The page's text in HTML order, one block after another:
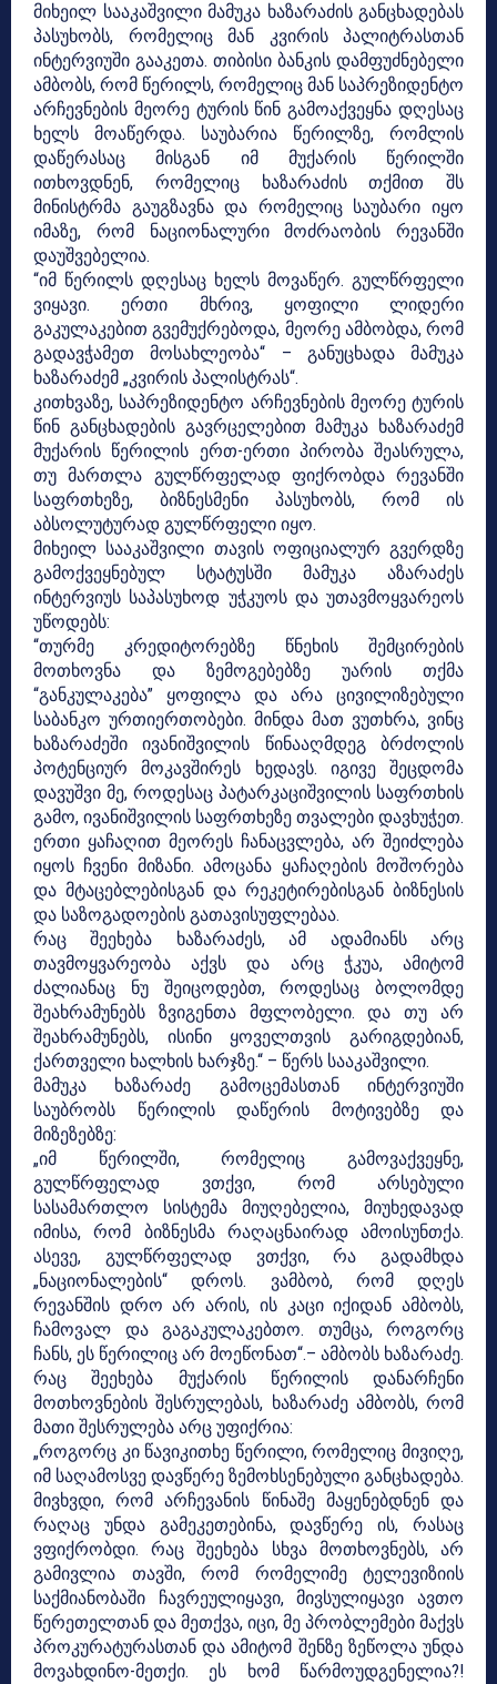
მიხეილ სააკაშვილი მამუკა ხაზარაძის განცხადებას
პასუხობს, რომელიც მან კვირის პალიტრასთან
ინტერვიუში გააკეთა. თიბისი ბანკის დამფუძნებელი
ამბობს, რომ წერილს, რომელიც მან საპრეზიდენტო
არჩევნების მეორე ტურის წინ გამოაქვეყნა დღესაც
ხელს მოაწერდა. საუბარია წერილზე, რომლის
დაწერასაც მისგან იმ მუქარის წერილში
ითხოვდნენ, რომელიც ხაზარაძის თქმით შს
მინისტრმა გაუგზავნა და რომელიც საუბარი იყო
იმაზე, რომ ნაციონალური მოძრაობის რევანში
დაუშვებელია.
“იმ წერილს დღესაც ხელს მოვაწერ. გულწრფელი
ვიყავი. ერთი მხრივ, ყოფილი ლიდერი
გაკულაკებით გვემუქრებოდა, მეორე ამბობდა, რომ
გადავჭამეთ მოსახლეობა“ – განუცხადა მამუკა
ხაზარაძემ „კვირის პალისტრას“.
კითხვაზე, საპრეზიდენტო არჩევნების მეორე ტურის
წინ განცხადების გავრცელებით მამუკა ხაზარაძემ
მუქარის წერილის ერთ-ერთი პირობა შეასრულა,
თუ მართლა გულწრფელად ფიქრობდა რევანში
საფრთხეზე, ბიზნესმენი პასუხობს, რომ ის
აბსოლუტურად გულწრფელი იყო.
მიხეილ სააკაშვილი თავის ოფიციალურ გვერდზე
გამოქვეყნებულ სტატუსში მამუკა აზარაძეს
ინტერვიუს საპასუხოდ უჭკუოს და უთავმოყვარეოს
უწოდებს:
“თურმე კრედიტორებზე წნეხის შემცირების
მოთხოვნა და ზემოგებებზე უარის თქმა
“განკულაკება” ყოფილა და არა ცივილიზებული
საბანკო ურთიერთობები. მინდა მათ ვუთხრა, ვინც
ხაზარაძეში ივანიშვილის წინააღმდეგ ბრძოლის
პოტენციურ მოკავშირეს ხედავს. იგივე შეცდომა
დავუშვი მე, როდესაც პატარკაციშვილის საფრთხის
გამო, ივანიშვილის საფრთხეზე თვალები დავხუჭეთ.
ერთი ყაჩაღით მეორეს ჩანაცვლება, არ შეიძლება
იყოს ჩვენი მიზანი. ამოცანა ყაჩაღების მოშორება
და მტაცებლებისგან და რეკეტირებისგან ბიზნესის
და საზოგადოების გათავისუფლებაა.
რაც შეეხება ხაზარაძეს, ამ ადამიანს არც
თავმოყვარეობა აქვს და არც ჭკუა, ამიტომ
ძალიანაც ნუ შეიცოდებთ, როდესაც ბოლომდე
შეახრამუნებს ზვიგენთა მფლობელი. და თუ არ
შეახრამუნებს, ისინი ყოველთვის გარიგდებიან,
ქართველი ხალხის ხარჯზე.“ – წერს სააკაშვილი.
მამუკა ხაზარაძე გამოცემასთან ინტერვიუში
საუბრობს წერილის დაწერის მოტივებზე და
მიზეზებზე:
„იმ წერილში, რომელიც გამოვაქვეყნე,
გულწრფელად ვთქვი, რომ არსებული
სასამართლო სისტემა მიუღებელია, მიუხედავად
იმისა, რომ ბიზნესმა რაღაცნაირად ამოისუნთქა.
ასევე, გულწრფელად ვთქვი, რა გადამხდა
„ნაციონალების“ დროს. ვამბობ, რომ დღეს
რევანშის დრო არ არის, ის კაცი იქიდან ამბობს,
ჩამოვალ და გაგაკულაკებთო. თუმცა, როგორც
ჩანს, ეს წერილიც არ მოეწონათ“.– ამბობს ხაზარაძე.
რაც შეეხება მუქარის წერილის დანარჩენი
მოთხოვნების შესრულებას, ხაზარაძე ამბობს, რომ
მათი შესრულება არც უფიქრია:
„როგორც კი წავიკითხე წერილი, რომელიც მივიღე,
იმ საღამოსვე დავწერე ზემოხსენებული განცხადება.
მივხვდი, რომ არჩევანის წინაშე მაყენებდნენ და
რაღაც უნდა გამეკეთებინა, დავწერე ის, რასაც
ვფიქრობდი. რაც შეეხება სხვა მოთხოვნებს, არ
გამივლია თავში, რომ რომელიმე ტელევიზიის
საქმიანობაში ჩავრეულიყავი, მივსულიყავი ავთო
წერეთელთან და მეთქვა, იცი, მე პრობლემები მაქვს
პროკურატურასთან და ამიტომ შენზე ზეწოლა უნდა
მოვახდინო-მეთქი. ეს ხომ წარმოუდგენელია?!